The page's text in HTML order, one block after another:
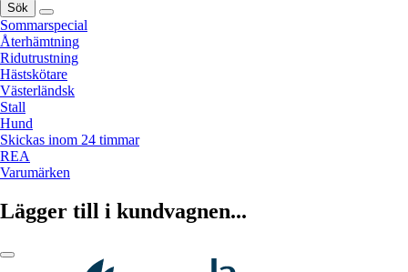
Sök
Sommarspecial
Återhämtning
Ridutrustning
Hästskötare
Västerländsk
Stall
Hund
Skickas inom 24 timmar
REA
Varumärken
Lägger till i kundvagnen...